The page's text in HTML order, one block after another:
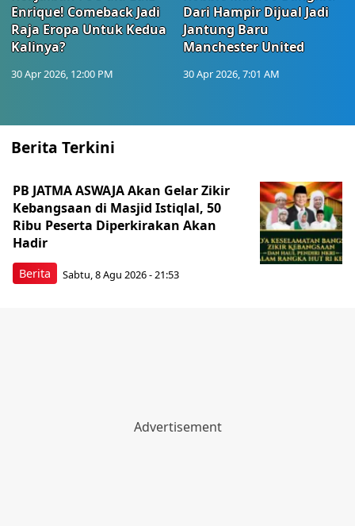
Enrique! Comeback Jadi
Raja Eropa Untuk Kedua
Kalinya?
30 Apr 2026, 12:00 PM
Dari Hampir Dijual Jadi
Jantung Baru
Manchester United
30 Apr 2026, 7:01 AM
Berita Terkini
Berita
PB JATMA ASWAJA Akan Gelar Zikir
Kebangsaan di Masjid Istiqlal, 50
Ribu Peserta Diperkirakan Akan
Hadir
Sabtu, 8 Agu 2026 - 21:53